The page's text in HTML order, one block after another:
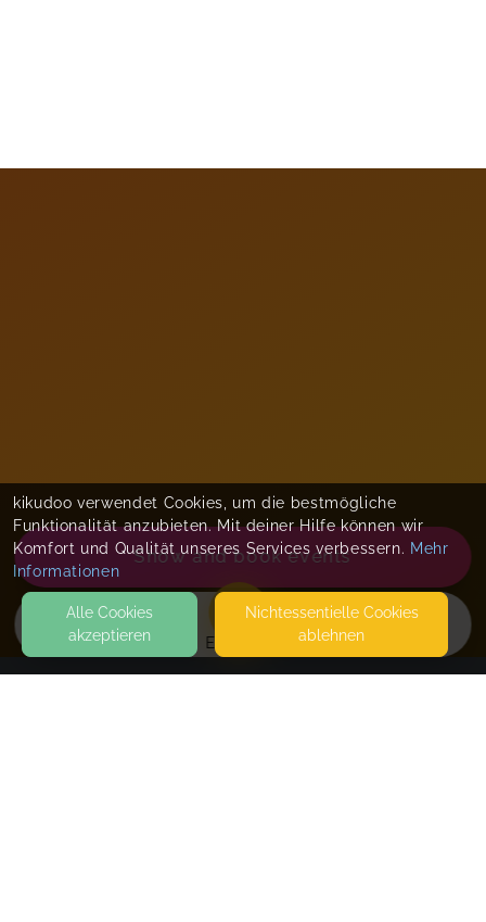
EVENTS
Show and book events
kikudoo verwendet Cookies, um die bestmögliche
Funktionalität anzubieten. Mit deiner Hilfe können wir
Komfort und Qualität unseres Services verbessern. Mehr
Informationen
Alle Cookies
akzeptieren
Nicht­essentielle Cookies
ablehnen